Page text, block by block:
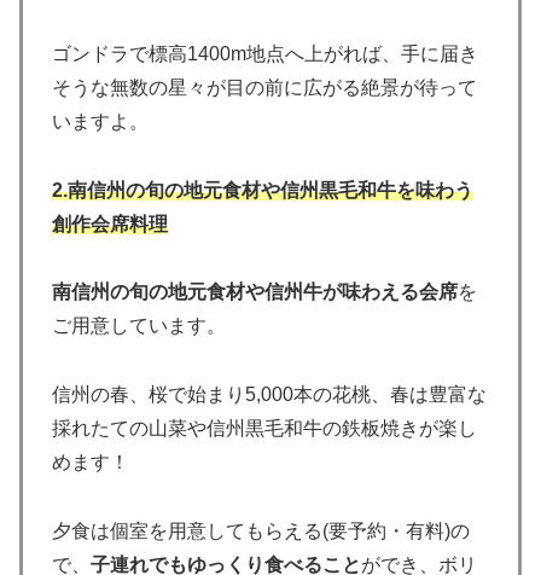
ゴンドラで標高1400m地点へ上がれば、手に届き
そうな無数の星々が目の前に広がる絶景が待って
いますよ。
2.南信州の旬の地元食材や信州黒毛和牛を味わう
創作会席料理
南信州の旬の地元食材や信州牛が味わえる会席を
ご用意しています。
信州の春、桜で始まり5,000本の花桃、春は豊富な
採れたての山菜や信州黒毛和牛の鉄板焼きが楽し
めます！
夕食は個室を用意してもらえる(要予約・有料)の
で、 子連れでもゆっくり食べることができ、ボリ